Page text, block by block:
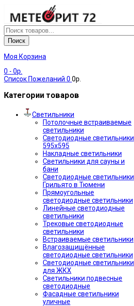
Поиск
Моя Корзина
0 - 0р.
Список Пожеланий 0 0р.
Категории товаров
Светильники
Потолочные встраиваемые
светильники
Светодиодные светильники
595х595
Накладные светильники
Светильники для сауны и
бани
Светодиодные светильники
Грильято в Тюмени
Прямоугольные
светодиодные светильники
Линейные светодиодные
светильники
Трековые светодиодные
светильники
Встраиваемые светильники
Влагозащищённые
светодиодные светильники
Светодиодные светильники
для ЖКХ
Светильники подвесные
светодиодные
Фасадные светильники
уличные